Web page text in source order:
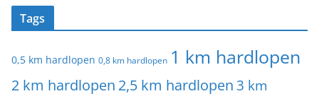
Tags
0,5 km hardlopen 0,8 km hardlopen 1 km hardlopen
2 km hardlopen 2,5 km hardlopen 3 km